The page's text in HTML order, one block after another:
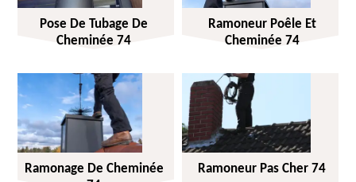
Pose De Tubage De
Cheminée 74
Ramoneur Poêle Et
Cheminée 74
Ramonage De Cheminée
Ramoneur Pas Cher 74